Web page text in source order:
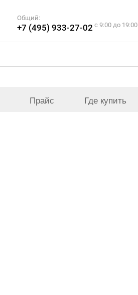
Общий:
+7 (495) 933-27-02 c 9:00 до 19:00
Прайс Где купить